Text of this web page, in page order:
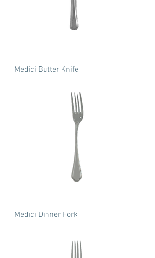
Medici Butter Knife
Medici Dinner Fork